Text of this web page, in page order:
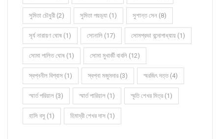
সুমিতা চৌধুরী (2) সুমিতা পয়ড়্যা (1) সুশান্ত সেন (8)
সূর্য নারায়ণ ঘোষ (1) সোনালি (17) সোমপ্রভা বন্দোপাধ্যায় (1)
সোমা পালিত ঘোষ (1) সোমা মুখার্জী বাবলি (12)
স্বপ্ননীল বিশ্বাস (1) স্বপ্না মজুমদার (3) স্মরজিৎ দত্ত (4)
স্মার্ত পরিয়াল (3) স্মার্ত পারিয়াল (1) স্মৃতি শেখর মিত্র (1)
হাসি বসু (1) হিমাদ্রী শেখর দাস (1)